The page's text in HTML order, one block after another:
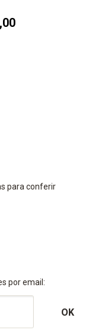
para conferir
por email: